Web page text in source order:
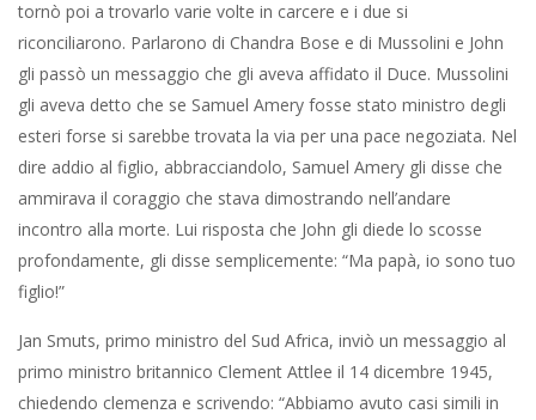
tornò poi a trovarlo varie volte in carcere e i due si
riconciliarono. Parlarono di Chandra Bose e di Mussolini e John
gli passò un messaggio che gli aveva affidato il Duce. Mussolini
gli aveva detto che se Samuel Amery fosse stato ministro degli
esteri forse si sarebbe trovata la via per una pace negoziata. Nel
dire addio al figlio, abbracciandolo, Samuel Amery gli disse che
ammirava il coraggio che stava dimostrando nell’andare
incontro alla morte. Lui risposta che John gli diede lo scosse
profondamente, gli disse semplicemente: “Ma papà, io sono tuo
figlio!”
Jan Smuts, primo ministro del Sud Africa, inviò un messaggio al
primo ministro britannico Clement Attlee il 14 dicembre 1945,
chiedendo clemenza e scrivendo: “Abbiamo avuto casi simili in